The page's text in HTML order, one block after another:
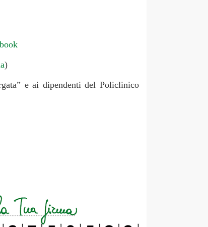
)
e ai dipendenti del Policlinico